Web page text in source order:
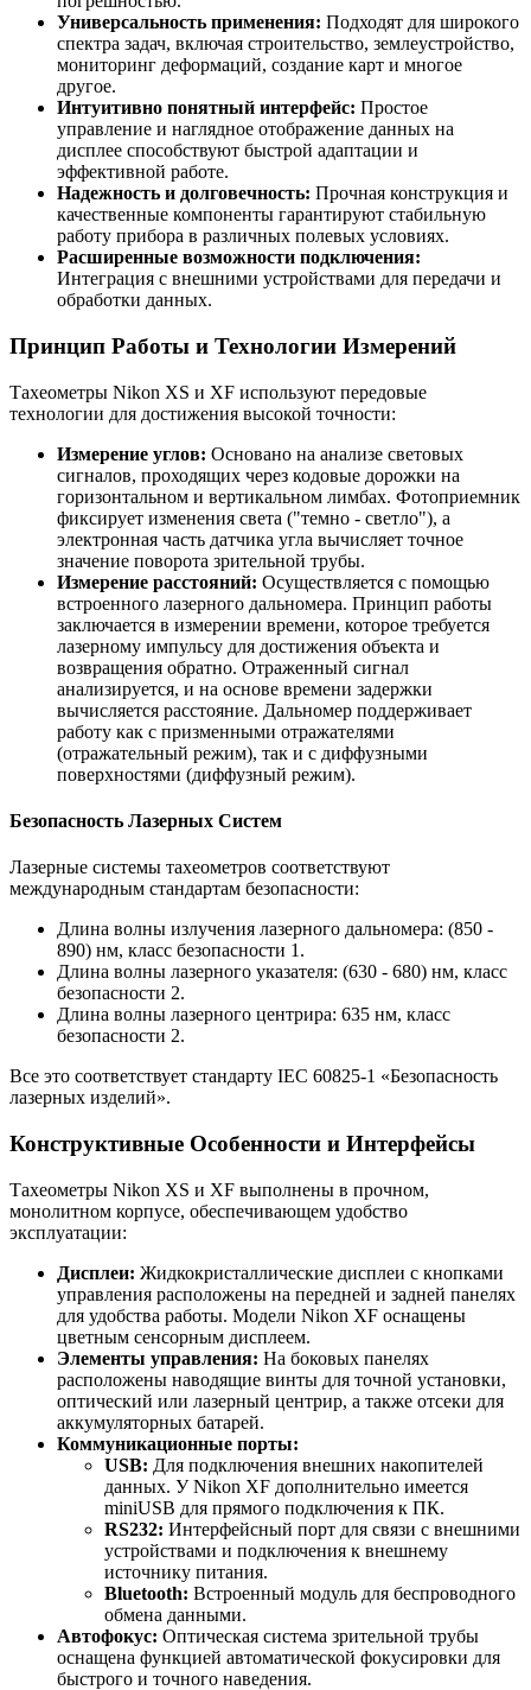
Универсальность применения: Подходят для широкого
спектра задач, включая строительство, землеустройство,
мониторинг деформаций, создание карт и многое
другое.
Интуитивно понятный интерфейс: Простое
управление и наглядное отображение данных на
дисплее способствуют быстрой адаптации и
эффективной работе.
Надежность и долговечность: Прочная конструкция и
качественные компоненты гарантируют стабильную
работу прибора в различных полевых условиях.
Расширенные возможности подключения:
Интеграция с внешними устройствами для передачи и
обработки данных.
Принцип Работы и Технологии Измерений
Тахеометры Nikon XS и XF используют передовые
технологии для достижения высокой точности:
Измерение углов: Основано на анализе световых
сигналов, проходящих через кодовые дорожки на
горизонтальном и вертикальном лимбах. Фотоприемник
фиксирует изменения света ("темно - светло"), а
электронная часть датчика угла вычисляет точное
значение поворота зрительной трубы.
Измерение расстояний: Осуществляется с помощью
встроенного лазерного дальномера. Принцип работы
заключается в измерении времени, которое требуется
лазерному импульсу для достижения объекта и
возвращения обратно. Отраженный сигнал
анализируется, и на основе времени задержки
вычисляется расстояние. Дальномер поддерживает
работу как с призменными отражателями
(отражательный режим), так и с диффузными
поверхностями (диффузный режим).
Безопасность Лазерных Систем
Лазерные системы тахеометров соответствуют
международным стандартам безопасности:
Длина волны излучения лазерного дальномера: (850 -
890) нм, класс безопасности 1.
Длина волны лазерного указателя: (630 - 680) нм, класс
безопасности 2.
Длина волны лазерного центрира: 635 нм, класс
безопасности 2.
Все это соответствует стандарту IEC 60825-1 «Безопасность
лазерных изделий».
Конструктивные Особенности и Интерфейсы
Тахеометры Nikon XS и XF выполнены в прочном,
монолитном корпусе, обеспечивающем удобство
эксплуатации:
Дисплеи: Жидкокристаллические дисплеи с кнопками
управления расположены на передней и задней панелях
для удобства работы. Модели Nikon XF оснащены
цветным сенсорным дисплеем.
Элементы управления: На боковых панелях
расположены наводящие винты для точной установки,
оптический или лазерный центрир, а также отсеки для
аккумуляторных батарей.
Коммуникационные порты:
USB: Для подключения внешних накопителей
данных. У Nikon XF дополнительно имеется
miniUSB для прямого подключения к ПК.
RS232: Интерфейсный порт для связи с внешними
устройствами и подключения к внешнему
источнику питания.
Bluetooth: Встроенный модуль для беспроводного
обмена данными.
Автофокус: Оптическая система зрительной трубы
оснащена функцией автоматической фокусировки для
быстрого и точного наведения.